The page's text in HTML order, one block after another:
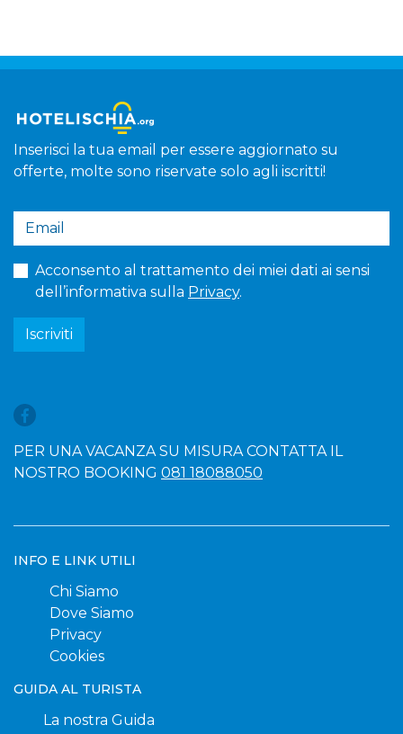
Inserisci la tua email per essere aggiornato su
offerte, molte sono riservate solo agli iscritti!
Acconsento al trattamento dei miei dati ai sensi
dell’informativa sulla Privacy.
Iscriviti
PER UNA VACANZA SU MISURA CONTATTA IL
NOSTRO BOOKING 081 18088050
INFO E LINK UTILI
Chi Siamo
Dove Siamo
Privacy
Cookies
GUIDA AL TURISTA
La nostra Guida